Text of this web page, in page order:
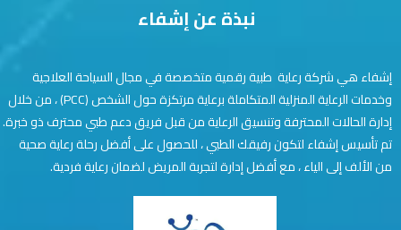
نبذة عن إشفاء
إشفاء هي شركة رعاية طبية رقمية متخصصة في مجال السياحة العلاجية
وخدمات الرعاية المنزلية المتكاملة برعاية مرتكزة حول الشخص (PCC) ، من خلال
إدارة الحالات المحترفة وتنسيق الرعاية من قبل فريق دعم طبي محترف ذو خبرة.
تم تأسيس إشفاء لتكون رفيقك الطبي ، للحصول على أفضل رحلة رعاية صحية
من الألف إلى الياء ، مع أفضل إدارة لتجربة المريض لضمان رعاية فردية.